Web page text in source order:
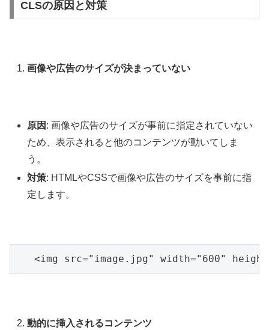
CLSの原因と対策
画像や広告のサイズが決まっていない
原因 : 画像や広告のサイズが事前に指定されていない
ため、表示されると他のコンテンツが動いてしま
う。
対策: HTMLやCSSで画像や広告のサイズを事前に指
定します。
<img src="image.jpg" width="600"
動的に挿入されるコンテンツ